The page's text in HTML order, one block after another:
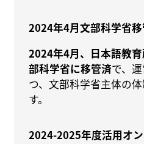
2024年4月文部科学省
2024年4月、日本語教
部科学省に移管済で、
つ、文部科学省主体の
す。
2024-2025年度活用オ